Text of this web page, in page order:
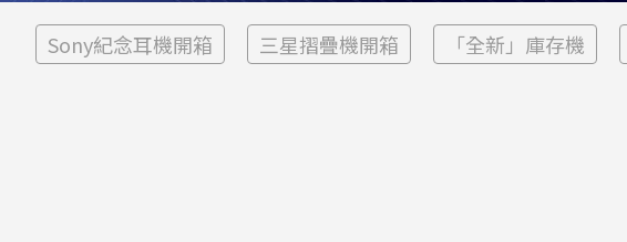
Sony紀念耳機開箱 三星摺疊機開箱 「全新」庫存機